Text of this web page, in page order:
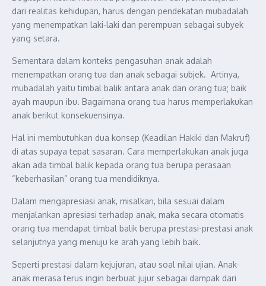
dari realitas kehidupan, harus dengan pendekatan mubadalah
yang menempatkan laki-laki dan perempuan sebagai subyek
yang setara.
Sementara dalam konteks pengasuhan anak adalah
menempatkan orang tua dan anak sebagai subjek. Artinya,
mubadalah yaitu timbal balik antara anak dan orang tua; baik
ayah maupun ibu. Bagaimana orang tua harus memperlakukan
anak berikut konsekuensinya.
Hal ini membutuhkan dua konsep (Keadilan Hakiki dan Makruf)
di atas supaya tepat sasaran. Cara memperlakukan anak juga
akan ada timbal balik kepada orang tua berupa perasaan
“keberhasilan” orang tua mendidiknya.
Dalam mengapresiasi anak, misalkan, bila sesuai dalam
menjalankan apresiasi terhadap anak, maka secara otomatis
orang tua mendapat timbal balik berupa prestasi-prestasi anak
selanjutnya yang menuju ke arah yang lebih baik.
Seperti prestasi dalam kejujuran, atau soal nilai ujian. Anak-
anak merasa terus ingin berbuat jujur sebagai dampak dari